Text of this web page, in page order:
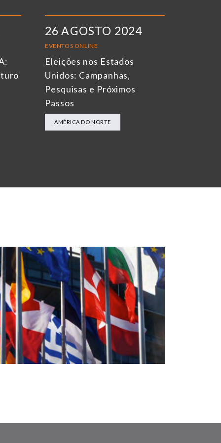
26 AGOSTO 2024
EVENTOS ONLINE
Eleições nos Estados
Unidos: Campanhas,
Pesquisas e Próximos
Passos
AMÉRICA DO NORTE